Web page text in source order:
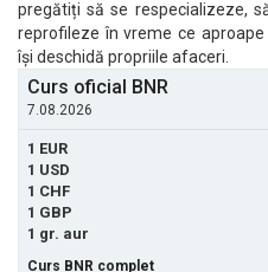
pregătiți să se respecializeze,
reprofileze în vreme ce
își deschidă propriile afaceri.
Curs oficial BNR
7.08.2026
1 EUR
1 USD
1 CHF
1 GBP
1 gr. aur
Curs BNR complet